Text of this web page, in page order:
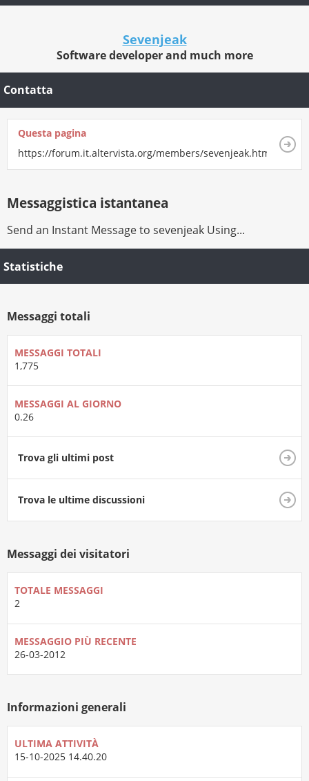
Sevenjeak
Software developer and much more
Contatta
Questa pagina
https://forum.it.altervista.org/members/sevenjeak.html
Messaggistica istantanea
Send an Instant Message to sevenjeak Using...
Statistiche
Messaggi totali
MESSAGGI TOTALI
1,775
MESSAGGI AL GIORNO
0.26
Trova gli ultimi post
Trova le ultime discussioni
Messaggi dei visitatori
TOTALE MESSAGGI
2
MESSAGGIO PIÙ RECENTE
26-03-2012
Informazioni generali
ULTIMA ATTIVITÀ
15-10-2025 14.40.20